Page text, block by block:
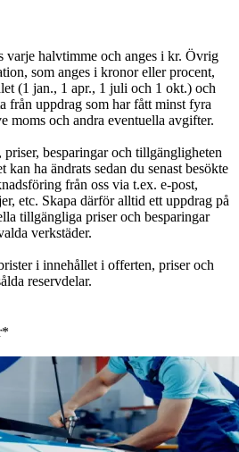
halvtimme och anges i kr. Övrig
som anges i kronor eller procent,
(1 jan., 1 apr., 1 juli och 1 okt.) och
från uppdrag som har fått minst fyra
moms och andra eventuella avgifter.
besparingar och tillgängligheten
ha ändrats sedan du senast besökte
från oss via t.ex. e-post,
etc. Skapa därför alltid ett uppdrag på
tillgängliga priser och besparingar
verkstäder.
i innehållet i offerten, priser och
reservdelar.